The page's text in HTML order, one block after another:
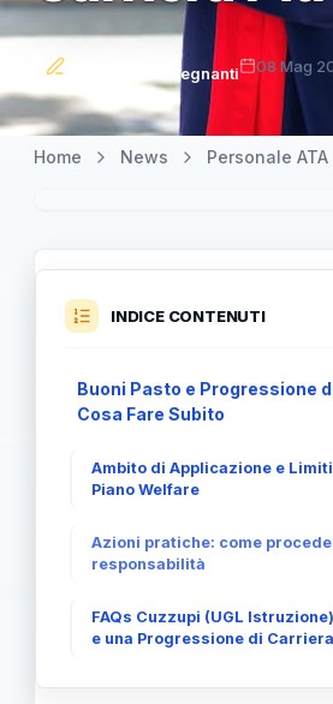
Orizzonte Insegnanti 08 Mag
Home News Personale ATA
INDICE CONTENUTI
Buoni Pasto e Progressione
Cosa Fare Subito
Ambito di Applicazione e
Piano Welfare
Azioni pratiche: come
responsabilità
FAQs Cuzzupi (UGL
e una Progressione di